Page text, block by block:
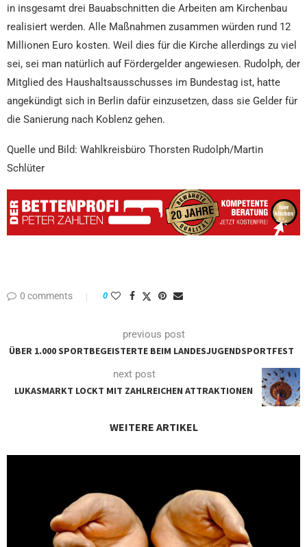
in insgesamt drei Bauabschnitten die Arbeiten am Kirchenbau
realisiert werden. Alle Maßnahmen zusammen würden rund 12
Millionen Euro kosten. Weil dies für die Kirche allerdings zu viel
sei, sei man natürlich auf Fördergelder angewiesen. Rudolph, der
Mitglied des Haushaltsausschusses im Bundestag ist, hatte
angekündigt sich in Berlin dafür einzusetzen, dass sie Gelder für
die Sanierung nach Koblenz gehen.
Quelle und Bild: Wahlkreisbüro Thorsten Rudolph/Martin
Schlüter
0 comments 0
previous post
ÜBER 1.000 SPORTBEGEISTERTE BEIM LANDESJUGENDSPORTFEST
next post
LUKASMARKT LOCKT MIT ZAHLREICHEN ATTRAKTIONEN
WEITERE ARTIKEL